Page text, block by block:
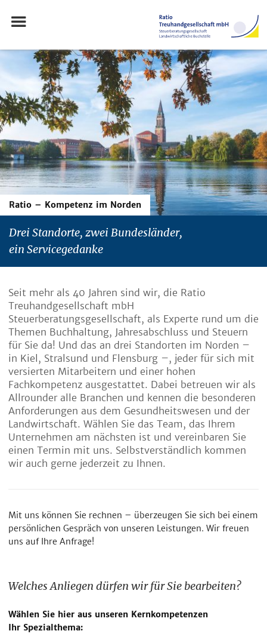
Ratio – Kompetenz im Norden
Drei Standorte, zwei Bundesländer,
ein Servicegedanke
Seit mehr als 40 Jahren sind wir, die Ratio
Treuhandgesellschaft mbH
Steuerberatungsgesellschaft, als Experte rund um die
Themen Buchhaltung, Jahresabschluss und Steuern
für Sie da! Und das an drei Standorten im Norden –
in Kiel, Stralsund und Flensburg –, jeder für sich mit
versierten Mitarbeitern und einer hohen
Fachkompetenz ausgestattet. Dabei betreuen wir als
Allrounder alle Branchen und kennen die besonderen
Anforderungen aus dem Gesundheitswesen und der
Landwirtschaft. Wählen Sie das Team, das Ihrem
Unternehmen am nächsten ist und vereinbaren Sie
einen Termin mit uns. Selbstverständlich kommen
wir auch gerne jederzeit zu Ihnen.
Mit uns können Sie rechnen – überzeugen Sie sich bei einem
persönlichen Gespräch von unseren Leistungen. Wir freuen
uns auf Ihre Anfrage!
Welches Anliegen dürfen wir für Sie bearbeiten?
Wählen Sie hier aus unseren Kernkompetenzen
Ihr Spezialthema: